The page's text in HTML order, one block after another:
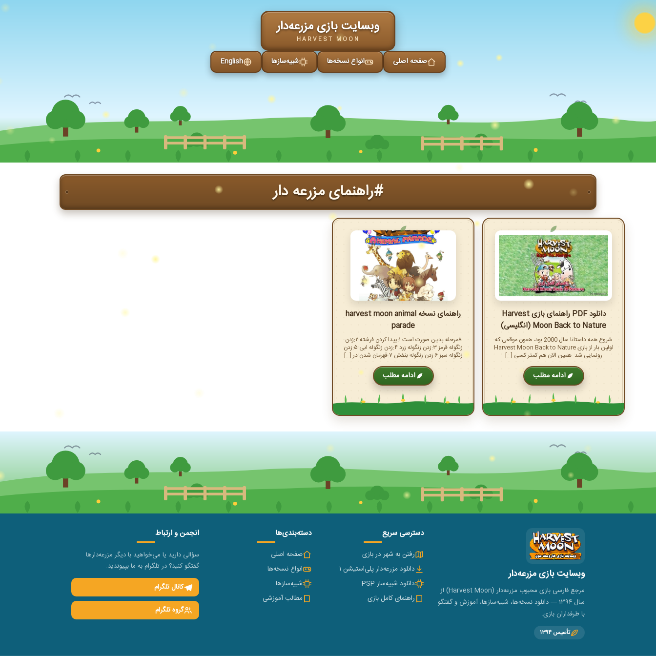
وبسایت بازی مزرعه‌دار
HARVEST MOON
صفحه اصلی انواع نسخه‌ها شبیه‌سازها English
#راهنمای مزرعه دار
دانلود PDF راهنمای بازی Harvest
Moon Back to Nature (انگلیسی)
شروع همه داستانا سال 2000 بود، همون موقعی که
اولین بار از بازی Harvest Moon Back to Nature
رونمایی شد. همین الان هم کمتر کسی […]
ادامه مطلب
راهنمای نسخه harvest moon animal
parade
۸مرحله بدین صورت است ۱:پیدا کردن فرشته ۲:زدن
زنگوله قرمز ۳:زدن زنگوله زرد ۴:زدن زنگوله ابی ۵:زدن
زنگوله سبز ۶:زدن زنگوله بنفش ۷:قهرمان شدن در […]
ادامه مطلب
وبسایت بازی مزرعه‌دار
مرجع فارسی بازی محبوب مزرعه‌دار (Harvest Moon) از
سال ۱۳۹۴ — دانلود نسخه‌ها، شبیه‌سازها، آموزش و گفتگو
با طرفداران بازی.
تأسیس ۱۳۹۴
دسترسی سریع
رفتن به شهر در بازی
دانلود مزرعه‌دار پلی‌استیشن ۱
دانلود شبیه‌ساز PSP
راهنمای کامل بازی
دسته‌بندی‌ها
صفحه اصلی
انواع نسخه‌ها
شبیه‌سازها
مطالب آموزشی
انجمن و ارتباط
سؤالی دارید یا می‌خواهید با دیگر مزرعه‌دارها
گفتگو کنید؟ در تلگرام به ما بپیوندید.
کانال تلگرام
گروه تلگرام